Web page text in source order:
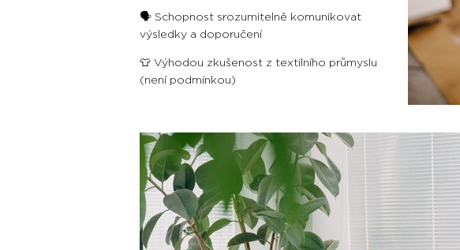
🗣️ Schopnost srozumitelně komunikovat
výsledky a doporučení
👕 Výhodou zkušenost z textilního průmyslu
(není podmínkou)